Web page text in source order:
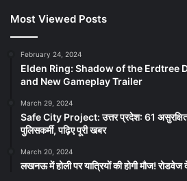
Most Viewed Posts
February 24, 2024
Elden Ring: Shadow of the Erdtree
and New Gameplay Trailer
March 29, 2024
Safe City Project: उत्तर प्रदेश: 61 असुरक्षित
पुलिसकर्मी, पढ़िए पूरी खबर
March 20, 2024
लखनऊ में होली पर यात्रियों की होगी मौज! रोडवेज